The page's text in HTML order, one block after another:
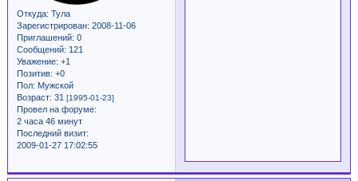
Откуда: Тула
Зарегистрирован: 2008-11-06
Приглашений: 0
Сообщений: 121
Уважение: +1
Позитив: +0
Пол: Мужской
Возраст: 31 [1995-01-23]
Провел на форуме:
2 часа 46 минут
Последний визит:
2009-01-27 17:02:55